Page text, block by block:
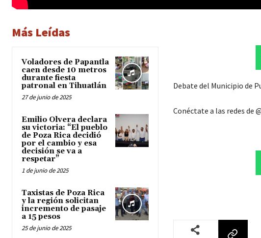
Más Leídas
Voladores de Papantla
caen desde 10 metros
durante fiesta
patronal en Tihuatlán
27 de junio de 2025
Emilio Olvera declara
su victoria: “El pueblo
de Poza Rica decidió
por el cambio y esa
decisión se va a
respetar”
1 de junio de 2025
Taxistas de Poza Rica
y la región solicitan
incremento de pasaje
a 15 pesos
25 de junio de 2025
Debate del Municipio de
Conéctate a las redes de